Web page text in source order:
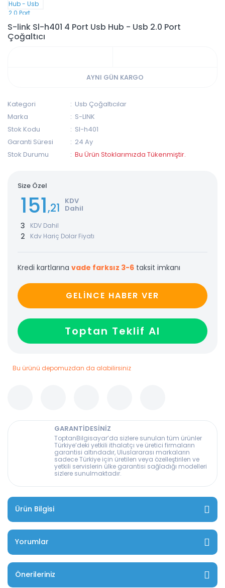
S-link Sl-h401 4 Port Usb Hub - Usb 2.0 Port
Çoğaltıcı
AYNI GÜN KARGO
Kategori
Usb Çoğaltıcılar
Marka
S-LINK
Stok Kodu
Sl-h401
Garanti Süresi
24 Ay
Stok Durumu
Bu Ürün Stoklarımızda Tükenmiştir.
Size Özel
151,21 KDV
Dahil
3 KDV Dahil
2 Kdv Hariç Dolar Fiyatı
Kredi kartlarına vade farksız 3-6 taksit imkanı
GELİNCE HABER VER
Toptan Teklif Al
Bu ürünü depomuzdan da alabilirsiniz
GARANTİDESİNİZ
ToptanBilgisayar’da sizlere sunulan tüm ürünler
Türkiye’deki yetkili ithalatçı ve üretici firmaların
garantisi altındadır, Uluslararası markaların
sadece Türkiye için üretilen veya özelleştirilen ve
yetkili servislerin ülke garantisi sağladığı modelleri
sizlere sunulmaktadır.
Ürün Bilgisi
Yorumlar
Önerileriniz